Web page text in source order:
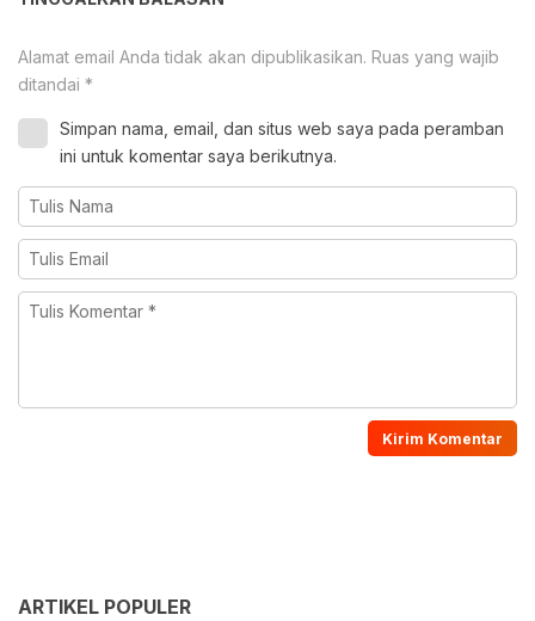
Alamat email Anda tidak akan dipublikasikan. Ruas yang wajib
ditandai *
Simpan nama, email, dan situs web saya pada peramban
ini untuk komentar saya berikutnya.
ARTIKEL POPULER